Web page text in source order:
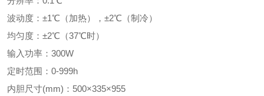
波动度：±1℃（加热），±2℃（制冷）
均匀度：±2℃（37℃时）
输入功率：300W
定时范围：0-999h
内胆尺寸(mm)：500×335×955